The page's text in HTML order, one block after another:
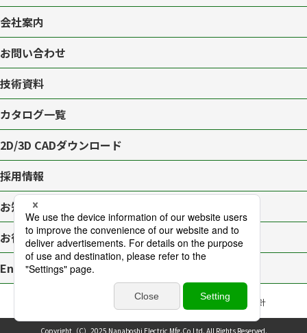
会社案内
お問い合わせ
技術資料
カタログ一覧
2D/3D CADダウンロード
採用情報
お知らせ一覧
お役立ちブログ
English page
サイトマップ アクセシビリティ対応方針
Copyright（C）2025 Nanaboshi Electric Mfg.Co,Ltd. All Rights Reserved.